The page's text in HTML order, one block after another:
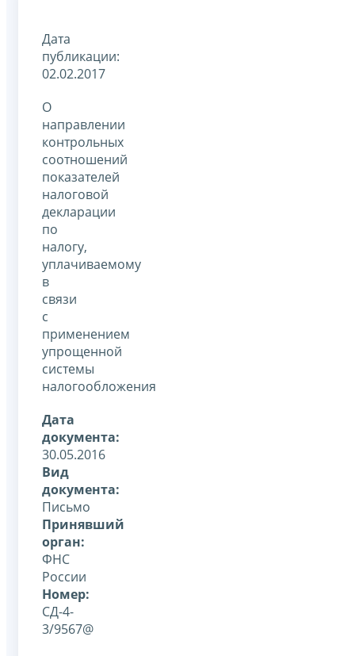
Дата
публикации:
02.02.2017
О
направлении
контрольных
соотношений
показателей
налоговой
декларации
по
налогу,
уплачиваемому
в
связи
с
применением
упрощенной
системы
налогообложения
Дата
документа:
30.05.2016
Вид
документа:
Письмо
Принявший
орган:
ФНС
России
Номер:
СД-4-
3/9567@